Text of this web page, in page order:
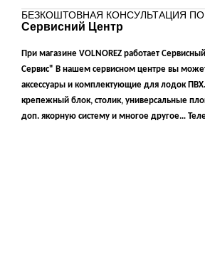
БЕЗКОШТОВНАЯ КОНСУЛЬТАЦИЯ ПО
Сервисний Центр
При магазине VOLNOREZ работает
Сервис" В нашем сервисном центре вы
аксессуары и комплектующие для лодок
крепежный блок, столик, универсальные
доп. якорную систему и многое другое…